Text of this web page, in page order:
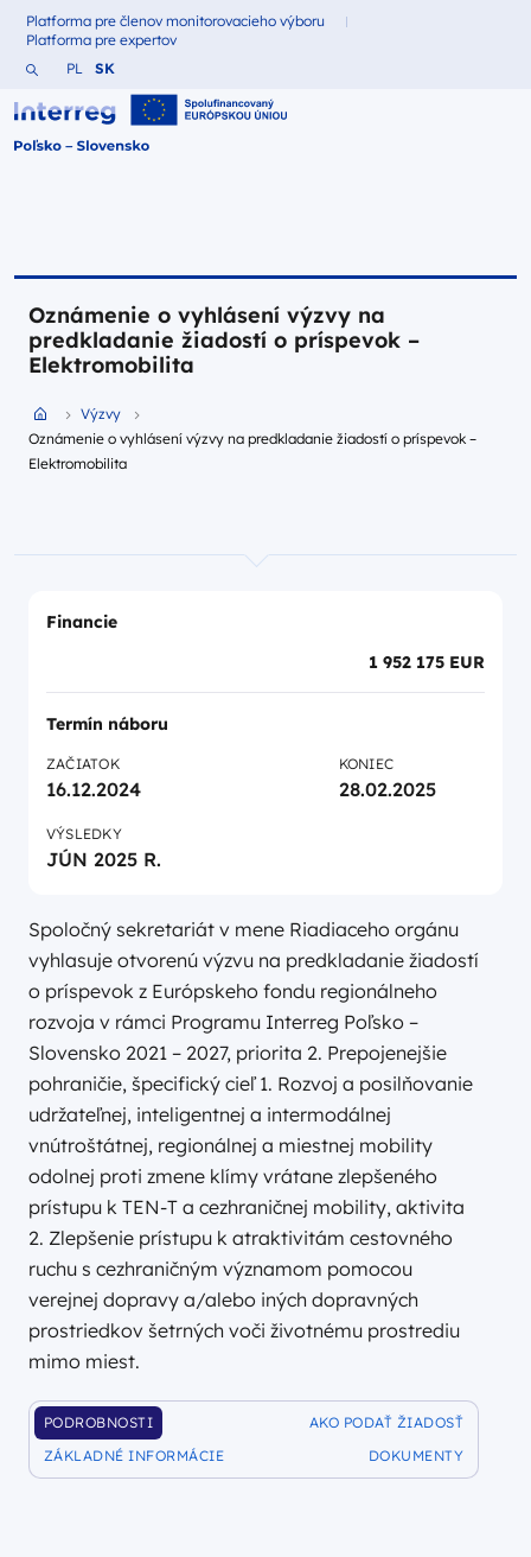
Fundusze dla
Platforma pre členov monitorovacieho výboru
Fundusze dla
Platforma pre expertov
Vyhľadajte webovú stránku
Zmień język na Polština
PL Zmień język na Slovenčina
SK
Interreg Polska – Słowacja 2021-2027
Oznámenie o vyhlásení výzvy na
predkladanie žiadostí o príspevok –
Elektromobilita
Przejdź do strony głównej portalu
Výzvy
Oznámenie o vyhlásení výzvy na predkladanie žiadostí o príspevok –
Elektromobilita
Spoločný sekretariát v mene Riadiaceho orgánu
vyhlasuje otvorenú výzvu na predkladanie žiadostí
o príspevok z Európskeho fondu regionálneho
rozvoja v rámci Programu Interreg Poľsko –
Slovensko 2021 – 2027, priorita 2. Prepojenejšie
pohraničie, špecifický cieľ 1. Rozvoj a posilňovanie
udržateľnej, inteligentnej a intermodálnej
vnútroštátnej, regionálnej a miestnej mobility
odolnej proti zmene klímy vrátane zlepšeného
prístupu k TEN-T a cezhraničnej mobility, aktivita
2. Zlepšenie prístupu k atraktivitám cestovného
ruchu s cezhraničným významom pomocou
verejnej dopravy a/alebo iných dopravných
prostriedkov šetrných voči životnému prostrediu
mimo miest.
PODROBNOSTI
DOFINANSOWANIA
AKO PODAŤ ŽIADOSŤ
ZÁKLADNÉ INFORMÁCIE
DOKUMENTY
DOFINANSOWANIA
Financie
1 952 175 EUR
Termín náboru
ZAČIATOK
16.12.2024
KONIEC
28.02.2025
VÝSLEDKY
JÚN 2025 R.